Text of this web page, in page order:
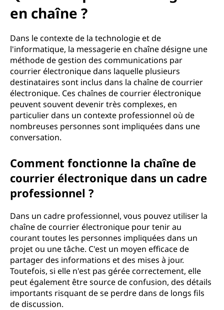
en chaîne ?
Dans le contexte de la technologie et de
l'informatique, la messagerie en chaîne désigne une
méthode de gestion des communications par
courrier électronique dans laquelle plusieurs
destinataires sont inclus dans la chaîne de courrier
électronique. Ces chaînes de courrier électronique
peuvent souvent devenir très complexes, en
particulier dans un contexte professionnel où de
nombreuses personnes sont impliquées dans une
conversation.
Comment fonctionne la chaîne de
courrier électronique dans un cadre
professionnel ?
Dans un cadre professionnel, vous pouvez utiliser la
chaîne de courrier électronique pour tenir au
courant toutes les personnes impliquées dans un
projet ou une tâche. C'est un moyen efficace de
partager des informations et des mises à jour.
Toutefois, si elle n'est pas gérée correctement, elle
peut également être source de confusion, des détails
importants risquant de se perdre dans de longs fils
de discussion.